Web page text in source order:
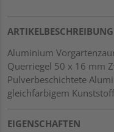
ARTIKELBESCHREIBUNG
Aluminium
Querriegel 50 x 16 mm
Pulverbeschichtete
gleichfarbigem Kunststoff
EIGENSCHAFTEN